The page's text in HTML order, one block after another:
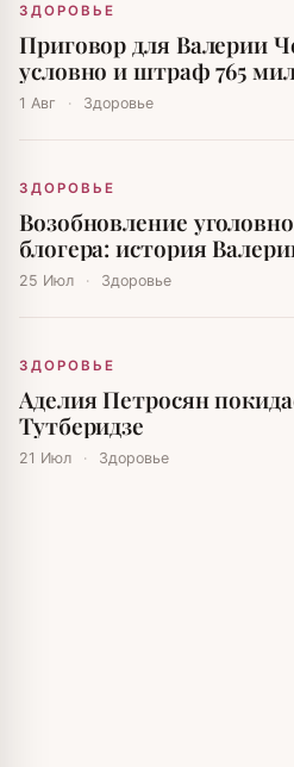
ЗДОРОВЬЕ
Приговор для Валерии
условно и штраф 765
1 Авг · Здоровье
ЗДОРОВЬЕ
Возобновление
блогера: история
25 Июл · Здоровье
ЗДОРОВЬЕ
Аделия Петросян
Тутберидзе
21 Июл · Здоровье